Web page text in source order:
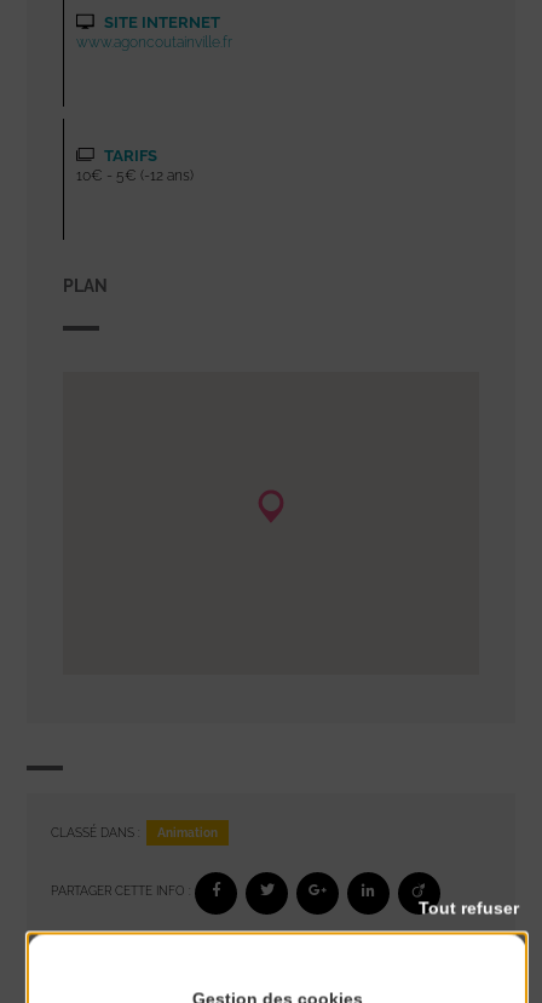
SITE INTERNET
www.agoncoutainville.fr
TARIFS
10€ - 5€ (-12 ans)
PLAN
CLASSÉ DANS : Animation
PARTAGER CETTE INFO :
Gestion des cookies
Tout refuser